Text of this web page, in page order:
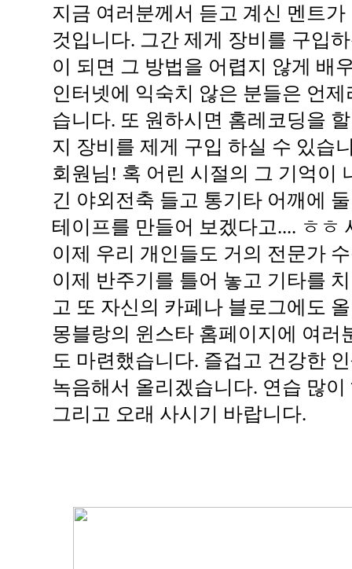
지금 여러분께서 듣고 계신 멘트
것입니다. 그간 제게 장비를 구입
이 되면 그 방법을 어렵지 않게 배
인터넷에 익숙치 않은 분들은 언
습니다. 또 원하시면 홈레코딩을
지 장비를 제게 구입 하실 수 있습
회원님! 혹 어린 시절의 그 기억이
긴 야외전축 들고 통기타 어깨에
테이프를 만들어 보겠다고.... ㅎㅎ
이제 우리 개인들도 거의 전문가
이제 반주기를 틀어 놓고 기타를
고 또 자신의 카페나 블로그에도
몽블랑의 윈스타 홈페이지에 여러
도 마련했습니다. 즐겁고 건강한
녹음해서 올리겠습니다. 연습 많이
그리고 오래 사시기 바랍니다.